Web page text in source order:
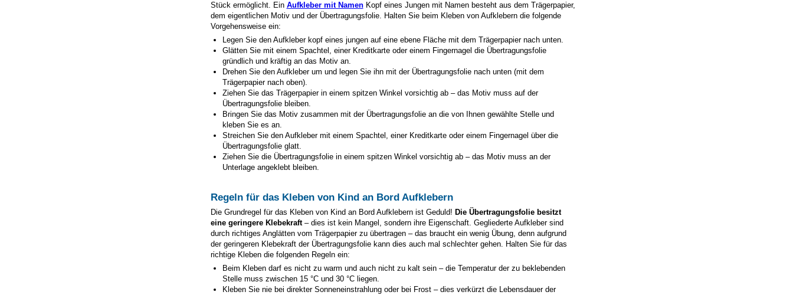
Stück ermöglicht. Ein Aufkleber mit NamenKopf eines Jungen mit Namen besteht aus dem Trägerpapier,
dem eigentlichen Motiv und der Übertragungsfolie. Halten Sie beim Kleben von Aufklebern die folgende
Vorgehensweise ein:
Legen Sie den Aufkleber kopf eines jungenauf eine ebene Fläche mit dem Trägerpapier nach unten.
Glätten Sie mit einem Spachtel, einer Kreditkarte oder einem Fingernagel die Übertragungsfolie
gründlich und kräftig an das Motiv an.
Drehen Sie den Aufkleber um und legen Sie ihn mit der Übertragungsfolie nach unten (mit dem
Trägerpapier nach oben).
Ziehen Sie das Trägerpapier in einem spitzen Winkel vorsichtig ab – das Motiv muss auf der
Übertragungsfolie bleiben.
Bringen Sie das Motiv zusammen mit der Übertragungsfolie an die von Ihnen gewählte Stelle und
kleben Sie es an.
Streichen Sie den Aufkleber mit einem Spachtel, einer Kreditkarte oder einem Fingernagel über die
Übertragungsfolie glatt.
Ziehen Sie die Übertragungsfolie in einem spitzen Winkel vorsichtig ab – das Motiv muss an der
Unterlage angeklebt bleiben.
Regeln für das Kleben von Kind an Bord Aufklebern
Die Grundregel für das Kleben von Kind an Bord Aufklebern ist Geduld! Die Übertragungsfolie besitzt
eine geringere Klebekraft– dies ist kein Mangel, sondern ihre Eigenschaft. Gegliederte Aufkleber sind
durch richtiges Anglätten vom Trägerpapier zu übertragen – das braucht ein wenig Übung, denn aufgrund
der geringeren Klebekraft der Übertragungsfolie kann dies auch mal schlechter gehen. Halten Sie für das
richtige Kleben die folgenden Regeln ein:
Beim Kleben darf es nicht zu warm und auch nicht zu kalt sein – die Temperatur der zu beklebenden
Stelle muss zwischen 15 °C und 30 °C liegen.
Kleben Sie nie bei direkter Sonneneinstrahlung oder bei Frost – dies verkürzt die Lebensdauer der